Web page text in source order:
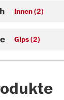
Innen (2)
Gips (2)